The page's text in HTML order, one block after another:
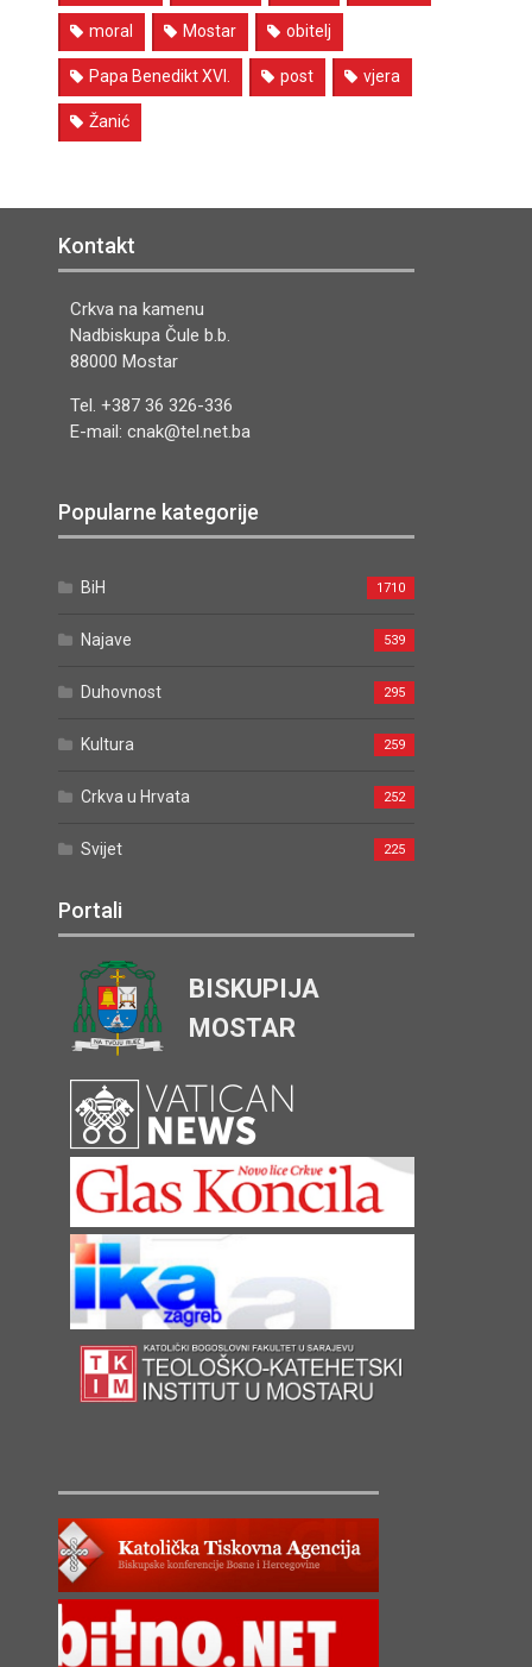
moral Mostar obitelj
Papa Benedikt XVI. post vjera
Žanić
Kontakt
Crkva na kamenu
Nadbiskupa Čule b.b.
88000 Mostar
Tel. +387 36 326-336
E-mail: cnak@tel.net.ba
Popularne kategorije
BiH 1710
Najave 539
Duhovnost 295
Kultura 259
Crkva u Hrvata 252
Svijet 225
Portali
BISKUPIJA
MOSTAR